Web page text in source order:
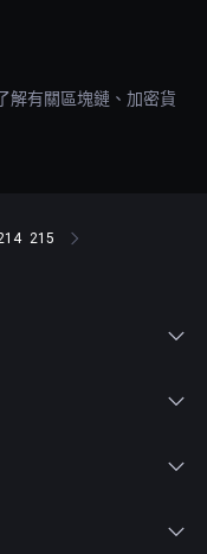
解有關區塊鏈、加密貨
215